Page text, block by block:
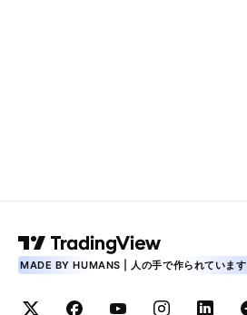
MADE BY HUMANS | 人の手で作られています